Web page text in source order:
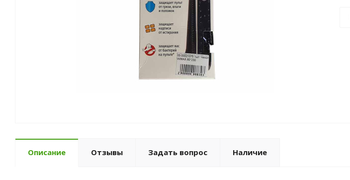
Описание Отзывы Задать вопрос Наличие